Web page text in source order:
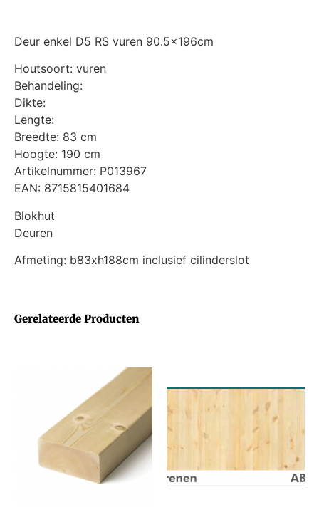
Gerelateerde Producten
Deur enkel D5 RS vuren 90.5x196cm
Houtsoort: vuren
Behandeling:
Dikte:
Lengte:
Breedte: 83 cm
Hoogte: 190 cm
Artikelnummer: P013967
EAN: 8715815401684
Blokhut
Deuren
Afmeting: b83xh188cm inclusief cilinderslot